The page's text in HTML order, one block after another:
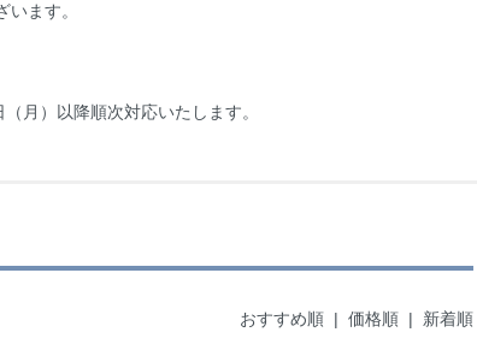
ます。
月）以降順次対応いたします。
おすすめ順 | 価格順 | 新着順